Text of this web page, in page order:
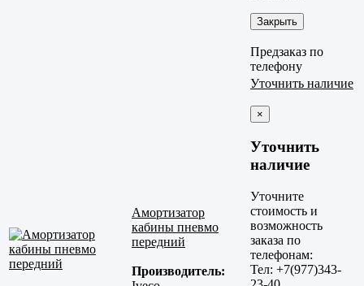
Закрыть
Предзаказ по
телефону
Амортизатор
кабины пневмо
передний
Производитель:
Уточнить наличие
×
Уточнить
наличие
Уточните
стоимость и
возможность
заказа по
телефонам:
Тел: +7(977)343-